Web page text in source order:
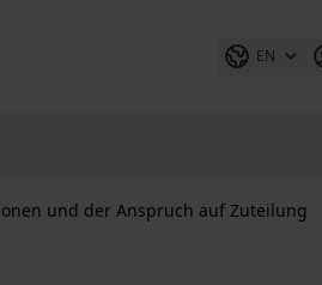
EN
und der Anspruch auf Zuteilung